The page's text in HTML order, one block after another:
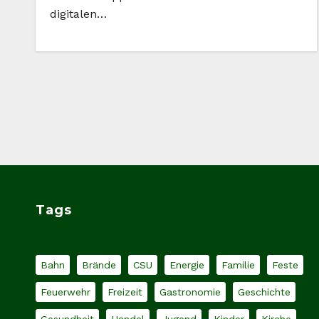
digitalen…
Tags
Bahn Brände CSU Energie Familie Feste
Feuerwehr Freizeit Gastronomie Geschichte